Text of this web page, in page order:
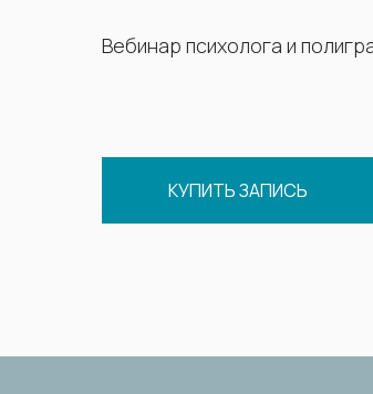
Вебинар психолога и
КУПИТЬ ЗАПИСЬ